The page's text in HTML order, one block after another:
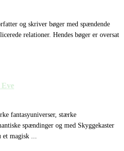
og skriver bøger med spændende
relationer. Hendes bøger er oversat
fantasyuniverser, stærke
spændinger og med Skyggekaster
et magisk ...